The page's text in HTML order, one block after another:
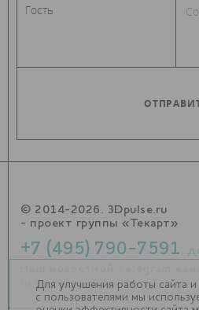
© 2014-2026. 3Dpulse.ru
- проект группы «Текарт»
+7 (495) 790-7591
https://t.me/
Для улучшения работы сайта и
с пользователями мы